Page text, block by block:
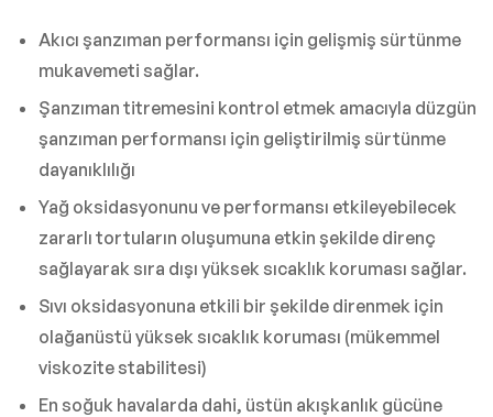
Akıcı şanzıman performansı için gelişmiş sürtünme
mukavemeti sağlar.
Şanzıman titremesini kontrol etmek amacıyla düzgün
şanzıman performansı için geliştirilmiş sürtünme
dayanıklılığı
Yağ oksidasyonunu ve performansı etkileyebilecek
zararlı tortuların oluşumuna etkin şekilde direnç
sağlayarak sıra dışı yüksek sıcaklık koruması sağlar.
Sıvı oksidasyonuna etkili bir şekilde direnmek için
olağanüstü yüksek sıcaklık koruması (mükemmel
viskozite stabilitesi)
En soğuk havalarda dahi, üstün akışkanlık gücüne